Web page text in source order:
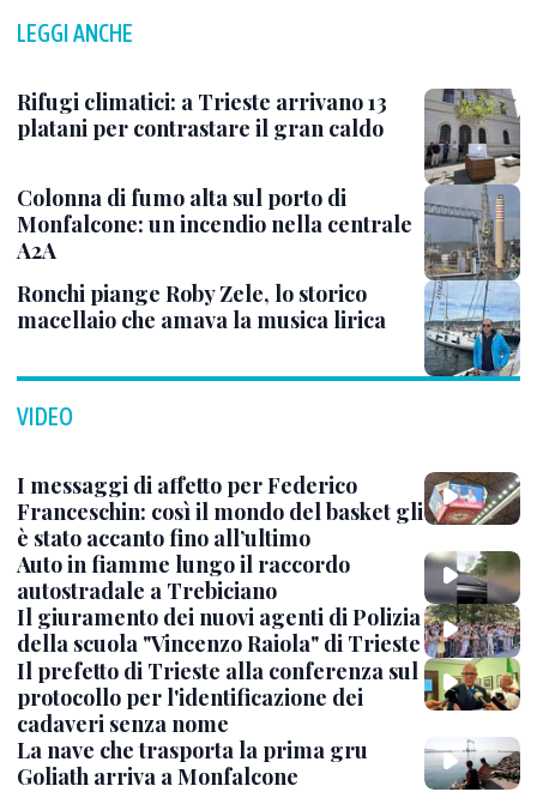
LEGGI ANCHE
Rifugi climatici: a Trieste arrivano 13
platani per contrastare il gran caldo
Colonna di fumo alta sul porto di
Monfalcone: un incendio nella centrale
A2A
Ronchi piange Roby Zele, lo storico
macellaio che amava la musica lirica
VIDEO
I messaggi di affetto per Federico
Franceschin: così il mondo del basket gli
è stato accanto fino all’ultimo
Auto in fiamme lungo il raccordo
autostradale a Trebiciano
Il giuramento dei nuovi agenti di Polizia
della scuola "Vincenzo Raiola" di Trieste
Il prefetto di Trieste alla conferenza sul
protocollo per l'identificazione dei
cadaveri senza nome
La nave che trasporta la prima gru
Goliath arriva a Monfalcone